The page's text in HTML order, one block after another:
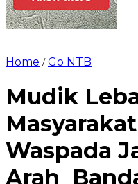
Home /Go NTB
Mudik
Waspada
Arah